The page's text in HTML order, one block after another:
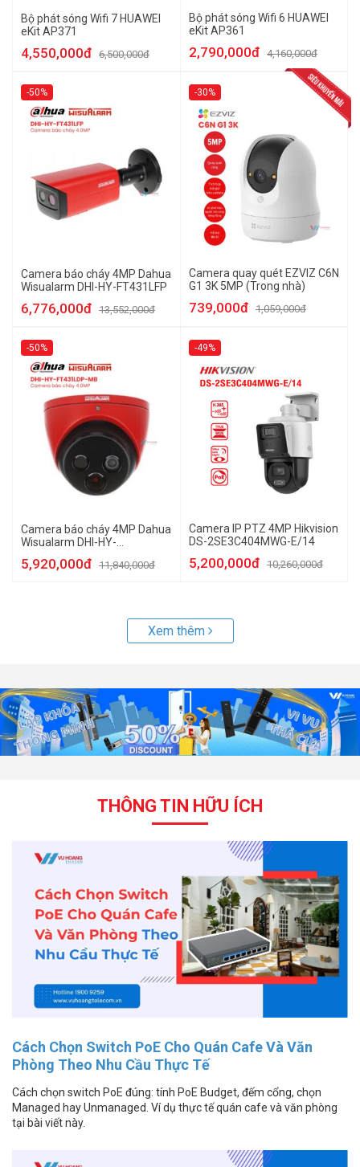
Bộ phát sóng Wifi 7 HUAWEI
eKit AP371
4,550,000đ 6,500,000đ
Bộ phát sóng Wifi 6 HUAWEI
eKit AP361
2,790,000đ 4,160,000đ
-50%
Camera báo cháy 4MP Dahua
Wisualarm DHI-HY-FT431LFP
6,776,000đ 13,552,000đ
-30%
Camera quay quét EZVIZ C6N
G1 3K 5MP (Trong nhà)
739,000đ 1,059,000đ
-50%
Camera báo cháy 4MP Dahua
Wisualarm DHI-HY-
FT431LDP-MB
5,920,000đ 11,840,000đ
-49%
Camera IP PTZ 4MP Hikvision
DS-2SE3C404MWG-E/14
5,200,000đ 10,260,000đ
Xem thêm
THÔNG TIN HỮU ÍCH
Cách Chọn Switch PoE Cho Quán Cafe Và Văn
Phòng Theo Nhu Cầu Thực Tế
Cách chọn switch PoE đúng: tính PoE Budget, đếm cổng, chọn
Managed hay Unmanaged. Ví dụ thực tế quán cafe và văn phòng
tại bài viết này.